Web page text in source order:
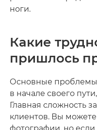
ноги.
Какие
пришлось
Основные
в начале своего
Главная сложность
клиентов. Вы
фотографии, но